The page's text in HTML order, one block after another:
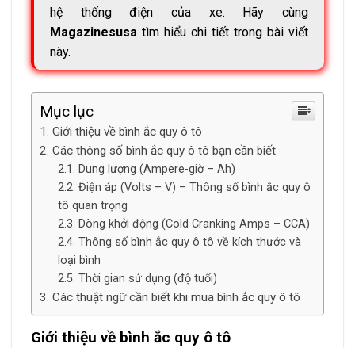
hệ thống điện của xe. Hãy cùng
Magazinesusa tìm hiểu chi tiết trong bài viết
này.
Mục lục
Giới thiệu về bình ắc quy ô tô
Các thông số bình ắc quy ô tô bạn cần biết
Dung lượng (Ampere-giờ – Ah)
Điện áp (Volts – V) – Thông số bình ắc quy ô
tô quan trọng
Dòng khởi động (Cold Cranking Amps – CCA)
Thông số bình ắc quy ô tô về kích thước và
loại bình
Thời gian sử dụng (độ tuổi)
Các thuật ngữ cần biết khi mua bình ắc quy ô tô
Giới thiệu về bình ắc quy ô tô